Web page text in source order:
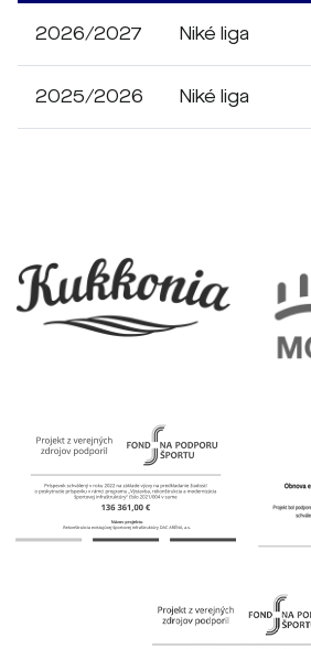
2026/2027 Niké liga
2025/2026 Niké liga